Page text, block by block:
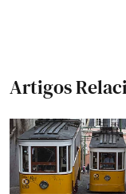
Artigos